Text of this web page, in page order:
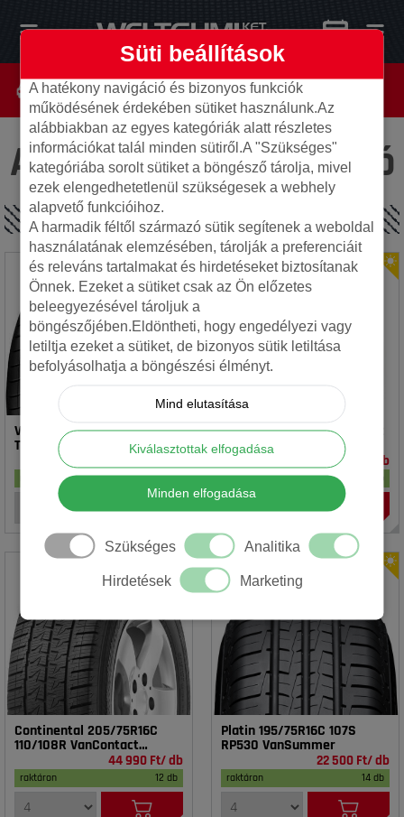
Az oldal nem található
SPECIÁLIS AJÁNLATOK
Vredestein 195/65R15 91T T-
TRAC 2 DOT23
17 db
Rotalla 195/65R15 91V RH02
14 990 Ft/ db
raktáron
Continental 205/75R16C
110/108R VanContact
44 990 Ft/ db
raktáron 12 db
Platin 195/75R16C 107S
RP530 VanSummer
22 500 Ft/ db
raktáron 14 db
Süti beállítások
A hatékony navigáció és bizonyos funkciók
működésének érdekében sütiket használunk.Az
alábbiakban az egyes kategóriák alatt részletes
információkat talál minden sütiről.A "Szükséges"
kategóriába sorolt sütiket a böngésző tárolja, mivel
ezek elengedhetetlenül szükségesek a webhely
alapvető funkcióihoz.
A harmadik féltől származó sütik segítenek a weboldal
használatának elemzésében, tárolják a preferenciáit
és releváns tartalmakat és hirdetéseket biztosítanak
Önnek. Ezeket a sütiket csak az Ön előzetes
beleegyezésével tároljuk a
böngészőjében.Eldöntheti, hogy engedélyezi vagy
letiltja ezeket a sütiket, de bizonyos sütik letiltása
befolyásolhatja a böngészési élményt.
Mind elutasítása
Kiválasztottak elfogadása
Minden elfogadása
Szükséges Analitika
Hirdetések Marketing